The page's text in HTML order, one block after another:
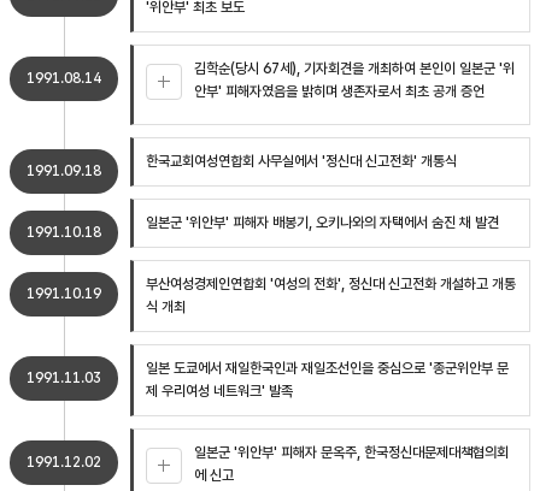
'위안부' 최초 보도
1991.08.14
김학순(당시 67세), 기자회견을 개최하여 본인이 일본군 '위
안부' 피해자였음을 밝히며 생존자로서 최초 공개 증언
1991.09.18
한국교회여성연합회 사무실에서 '정신대 신고전화' 개통식
1991.10.18
일본군 '위안부' 피해자 배봉기, 오키나와의 자택에서 숨진 채 발견
1991.10.19
부산여성경제인연합회 '여성의 전화', 정신대 신고전화 개설하고 개통
식 개최
1991.11.03
일본 도쿄에서 재일한국인과 재일조선인을 중심으로 '종군위안부 문
제 우리여성 네트워크' 발족
1991.12.02
일본군 '위안부' 피해자 문옥주, 한국정신대문제대책협의회
에 신고